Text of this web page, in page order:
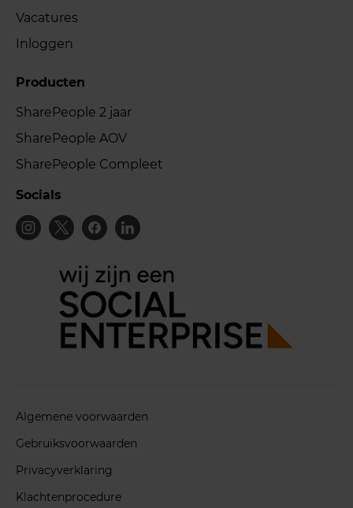
Vacatures
Inloggen
Producten
SharePeople 2 jaar
SharePeople AOV
SharePeople Compleet
Socials
Algemene voorwaarden
Gebruiksvoorwaarden
Privacyverklaring
Klachtenprocedure